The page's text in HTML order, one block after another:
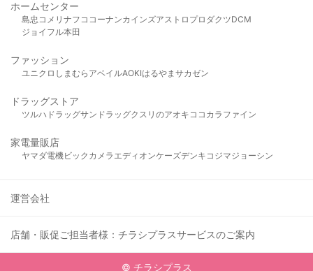
ホームセンター
島忠 コメリ ナフコ コーナンカインズアストロプロダクツDCM
ジョイフル本田
ファッション
ユニクロ しまむら アベイルAOKIはるやま サカゼン
ドラッグストア
ツルハドラッグサンドラッグクスリのアオキ ココカラファイン
家電量販店
ヤマダ電機ビックカメラ エディオンケーズデンキ コジマジョーシン
運営会社
店舗・販促ご担当者様：チラシプラスサービスのご案内
© チラシプラス